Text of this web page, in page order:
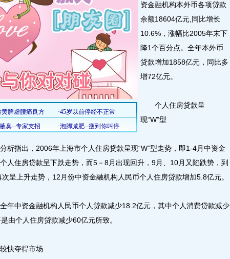
资金融机构本外币各项贷款
余额18604亿元,同比增长
10.6%，涨幅比2005年末下
降1个百分点。全年本外币
贷款增加1858亿元，同比多
增72亿元。
个人住房贷款呈
现“W”型
指出，2006年上海市个人住房贷款呈现“W”型走势，即1-4月中资金
人住房贷款呈下跌走势，而5－8月出现回升，9月、10月又陷跌势，到
呈上升走势，12月份中资金融机构人民币个人住房贷款增加5.8亿元。
中资金融机构人民币个人贷款减少18.2亿元，其中个人消费贷款减少
由个人住房贷款减少60亿元所致。
夺得市场